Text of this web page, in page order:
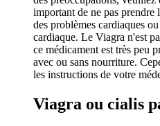
important de ne pas
des problèmes cardiaques
cardiaque. Le Viagra n'est
ce médicament est très peu
avec ou sans nourriture.
les instructions de votre
Viagra ou cialis